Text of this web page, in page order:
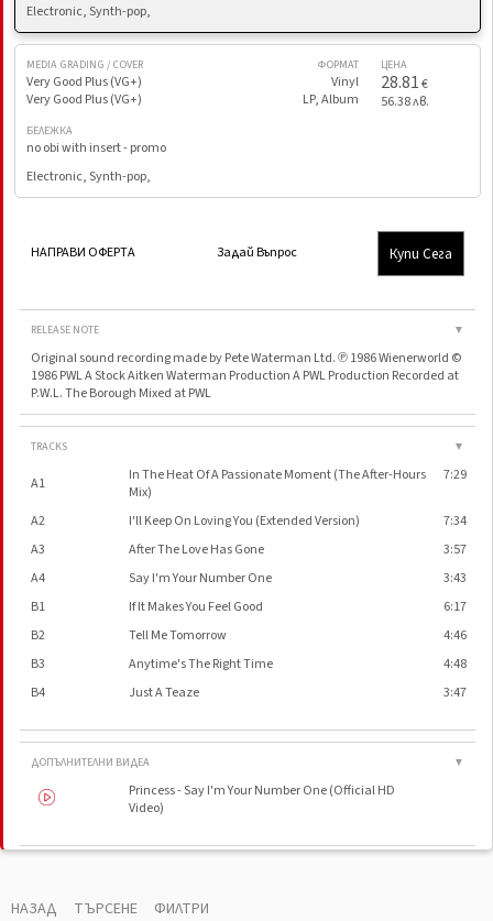
Electronic, Synth-pop,
MEDIA GRADING / COVER
Very Good Plus (VG+)
Very Good Plus (VG+)
ФОРМАТ
Vinyl
LP, Album
ЦЕНА
28.81€
56.38 лв.
БЕЛЕЖКА
no obi with insert - promo
Electronic, Synth-pop,
НАПРАВИ ОФЕРТА Задай Въпрос Купи Сега
RELEASE NOTE ▼
Original sound recording made by Pete Waterman Ltd. ℗ 1986 Wienerworld ©
1986 PWL A Stock Aitken Waterman Production A PWL Production Recorded at
P.W.L. The Borough Mixed at PWL
TRACKS ▼
A1
In The Heat Of A Passionate Moment (The After-Hours
Mix)
7:29
A2 I'll Keep On Loving You (Extended Version)
7:34
A3
After The Love Has Gone
3:57
A4
Say I'm Your Number One
3:43
B1
If It Makes You Feel Good
6:17
B2
Tell Me Tomorrow
4:46
B3
Anytime's The Right Time
4:48
B4
Just A Teaze 3:47
ДОПЪЛНИТЕЛНИ ВИДЕА ▼
Princess - Say I'm Your Number One (Official HD
Video)
Produced For
НАЗАД ТЪРСЕНЕ ФИЛТРИ